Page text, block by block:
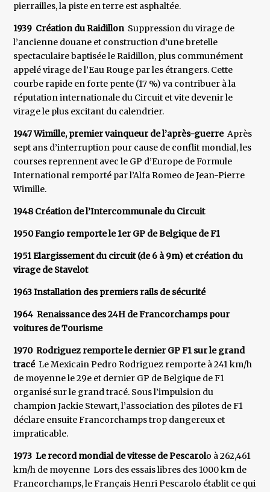
pierrailles, la piste en terre est asphaltée.
1939 Création du Raidillon Suppression du virage de
l’ancienne douane et construction d’une bretelle
spectaculaire baptisée le Raidillon, plus communément
appelé virage de l’Eau Rouge par les étrangers. Cette
courbe rapide en forte pente (17 %) va contribuer à la
réputation internationale du Circuit et vite devenir le
virage le plus excitant du calendrier.
1947 Wimille, premier vainqueur de l’après-guerreAprès
sept ans d’interruption pour cause de conflit mondial, les
courses reprennent avec le GP d’Europe de Formule
International remporté par l’Alfa Romeo de Jean-Pierre
Wimille.
1948 Création de l’Intercommunale du Circuit
1950 Fangio remporte le 1er GP de Belgique de F1
1951 Elargissement du circuit (de 6 à 9m) et création du
virage de Stavelot
1963 Installation des premiers rails de sécurité
1964 Renaissance des 24H de Francorchamps pour
voitures de Tourisme
1970 Rodriguez remporte le dernier GP F1 sur le grand
tracéLe Mexicain Pedro Rodriguez remporte à 241 km/h
de moyenne le 29e et dernier GP de Belgique de F1
organisé sur le grand tracé. Sous l’impulsion du
champion Jackie Stewart, l’association des pilotes de F1
déclare ensuite Francorchamps trop dangereux et
impraticable.
1973 Le record mondial de vitesse de Pescarolo à 262,461
km/h de moyenne Lors des essais libres des 1000 km de
Francorchamps, le Français Henri Pescarolo établit ce qui